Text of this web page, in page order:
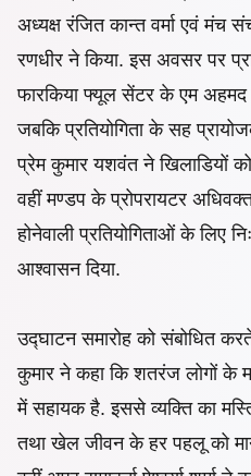
अध्यक्ष रंजित कान्त वर्मा एवं मंच
रणधीर ने किया. इस अवसर पर
फारकिया फ्यूल सेंटर के एम अहमद
जबकि प्रतियोगिता के सह
प्रेम कुमार यशवंत ने खिलाडियों
वहीं मण्डप के प्रोपरायटर
होनेवाली प्रतियोगिताओं के लिए
आश्वासन दिया.
उद्घाटन समारोह को संबोधित
कुमार ने कहा कि शतरंज लोगों के
में सहायक है. इससे व्यक्ति का
तथा खेल जीवन के हर पहलू को